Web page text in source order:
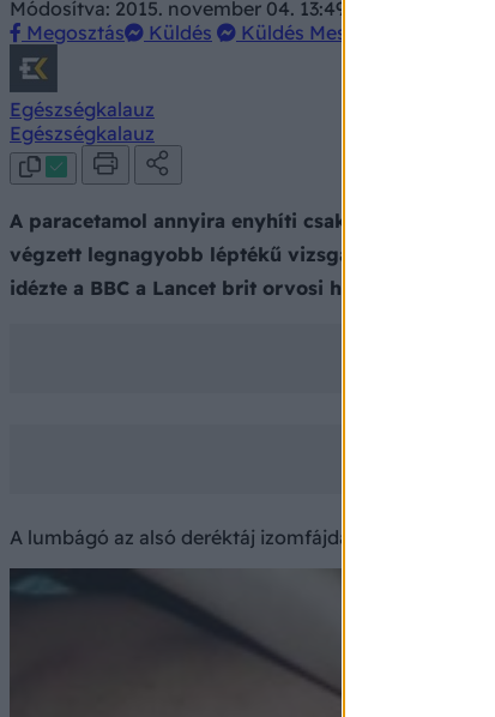
Módosítva: 2015. november 04. 13:49
Megosztás
Küldés Küldés Messengeren
Egészségkalauz
Egészségkalauz
A paracetamol annyira enyhíti csak a heveny
végzett legnagyobb léptékű vizsgálat adatai
idézte a BBC a Lancet brit orvosi hetilapban
A lumbágó az alsó deréktáj izomfájdalma, mely